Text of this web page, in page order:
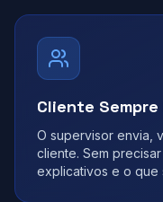
Cliente
O supervisor envia,
cliente. Sem
explicativos e o que